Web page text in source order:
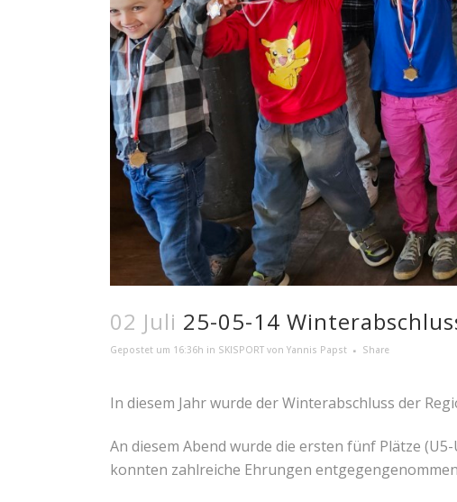
02 Juli 25-05-14
Gepostet um 16:36h in SKISPORT von Yannis Papst Share
In diesem Jahr wurde der Winterabschluss der
An diesem Abend wurde die ersten fünf Plätze
konnten zahlreiche Ehrungen